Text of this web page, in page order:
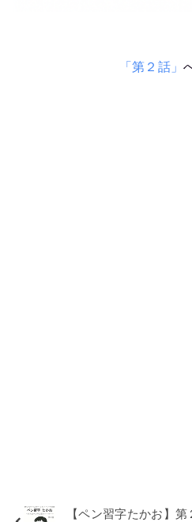
「第２話」
【ペン習字たかお】